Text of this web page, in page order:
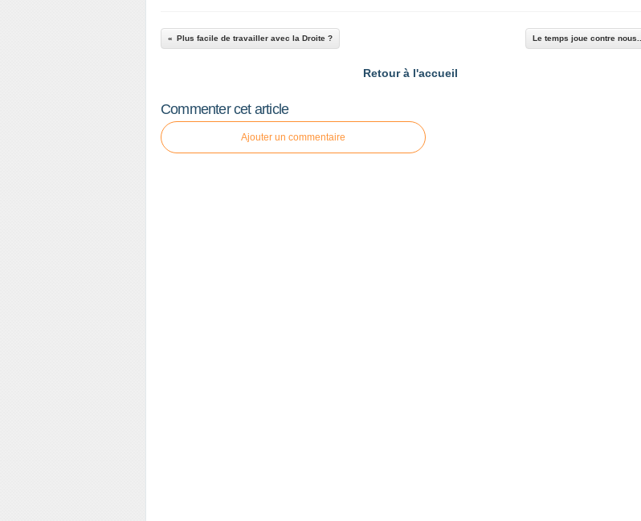
Plus facile de travailler avec la Droite ? Le temps joue contre nous...
Retour à l'accueil
Commenter cet article
Ajouter un commentaire